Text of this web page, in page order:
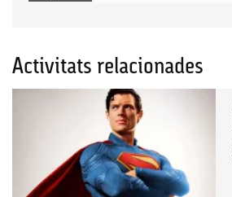
Activitats relacionades